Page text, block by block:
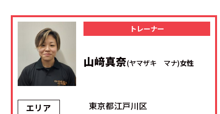
トレーナー
山﨑真奈(ヤマザキ マナ)女性
エリア
東京都江戸川区